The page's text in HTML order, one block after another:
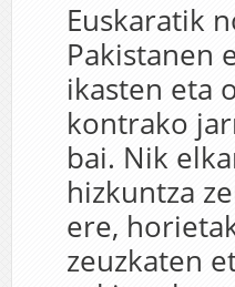
Euskaratik
Pakistanen
ikasten eta
kontrako
bai. Nik
hizkuntza
ere,
zeuzkaten